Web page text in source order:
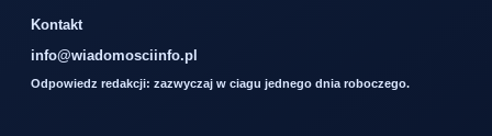
Kontakt
info@wiadomosciinfo.pl
Odpowiedz redakcji: zazwyczaj w ciagu jednego dnia roboczego.